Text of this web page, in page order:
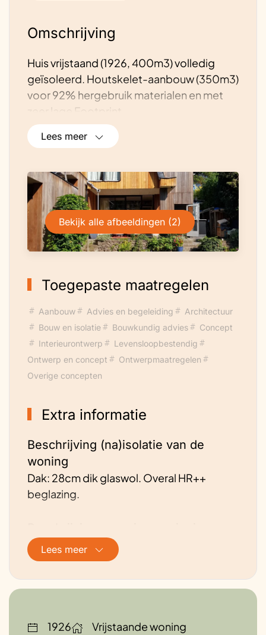
Omschrijving
Huis vrijstaand (1926, 400m3) volledig
geïsoleerd. Houtskelet-aanbouw (350m3)
voor 92% hergebruik materialen en met
zeer lage Footprint.
Lees meer
Bekijk alle afbeeldingen (2)
Toegepaste maatregelen
Aanbouw Advies en begeleiding
Architectuur
Bouw en isolatie
Bouwkundig advies
Concept
Interieurontwerp
Levensloopbestendig
Ontwerp en concept
Ontwerpmaatregelen
Overige concepten
Extra informatie
Beschrijving (na)isolatie van de
woning
Dak: 28cm dik glaswol. Overal HR++
beglazing.
de woning
Zonnepanelen 11 stuks op plat dak.
Houtkachel kantoor. CV aardgas
(voorlopig) oude huis.
Adviezen
Lees meer
1926
Vrijstaande woning